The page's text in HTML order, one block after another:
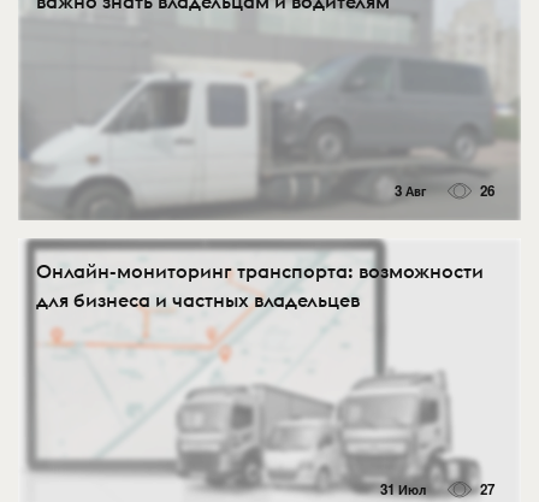
3 Авг 26
Онлайн-мониторинг транспорта: возможности
для бизнеса и частных владельцев
31 Июл 27